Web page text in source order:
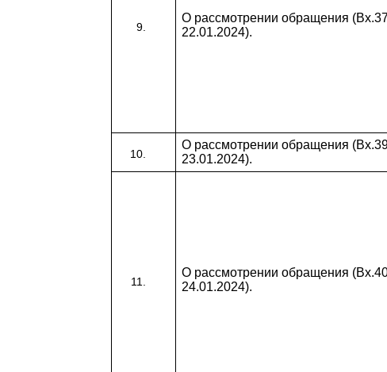
О рассмотрении обращения
22.01.2024).
О рассмотрении обращения
23.01.2024).
О рассмотрении обращения
24.01.2024).